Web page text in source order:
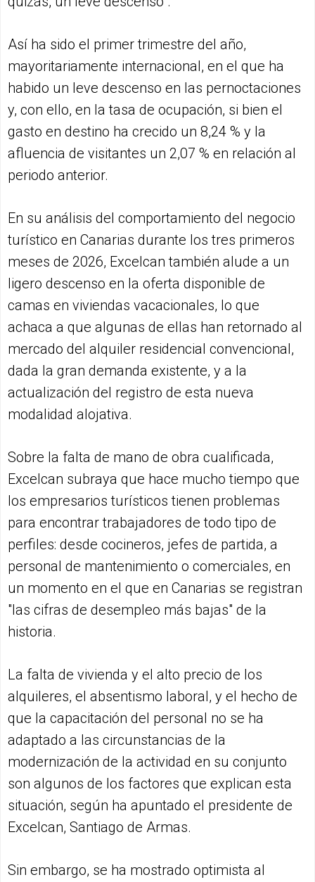
Así ha sido el primer trimestre del año,
mayoritariamente internacional, en el que ha
habido un leve descenso en las pernoctaciones
y, con ello, en la tasa de ocupación, si bien el
gasto en destino ha crecido un 8,24 % y la
afluencia de visitantes un 2,07 % en relación al
periodo anterior.
En su análisis del comportamiento del negocio
turístico en Canarias durante los tres primeros
meses de 2026, Excelcan también alude a un
ligero descenso en la oferta disponible de
camas en viviendas vacacionales, lo que
achaca a que algunas de ellas han retornado al
mercado del alquiler residencial convencional,
dada la gran demanda existente, y a la
actualización del registro de esta nueva
modalidad alojativa.
Sobre la falta de mano de obra cualificada,
Excelcan subraya que hace mucho tiempo que
los empresarios turísticos tienen problemas
para encontrar trabajadores de todo tipo de
perfiles: desde cocineros, jefes de partida, a
personal de mantenimiento o comerciales, en
un momento en el que en Canarias se registran
"las cifras de desempleo más bajas" de la
historia.
La falta de vivienda y el alto precio de los
alquileres, el absentismo laboral, y el hecho de
que la capacitación del personal no se ha
adaptado a las circunstancias de la
modernización de la actividad en su conjunto
son algunos de los factores que explican esta
situación, según ha apuntado el presidente de
Excelcan, Santiago de Armas.
Sin embargo, se ha mostrado optimista al